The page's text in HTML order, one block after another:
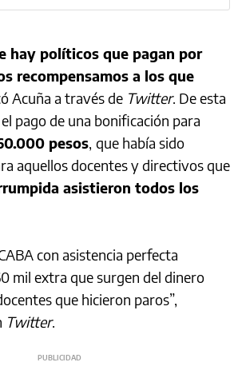
hay políticos que pagan por
recompensamos a los que
Acuña a través de Twitter. De esta
pago de una bonificación para
pesos, que había sido
aquellos docentes y directivos que
asistieron todos los
con asistencia perfecta
mil extra que surgen del dinero
que hicieron paros”,
Twitter.